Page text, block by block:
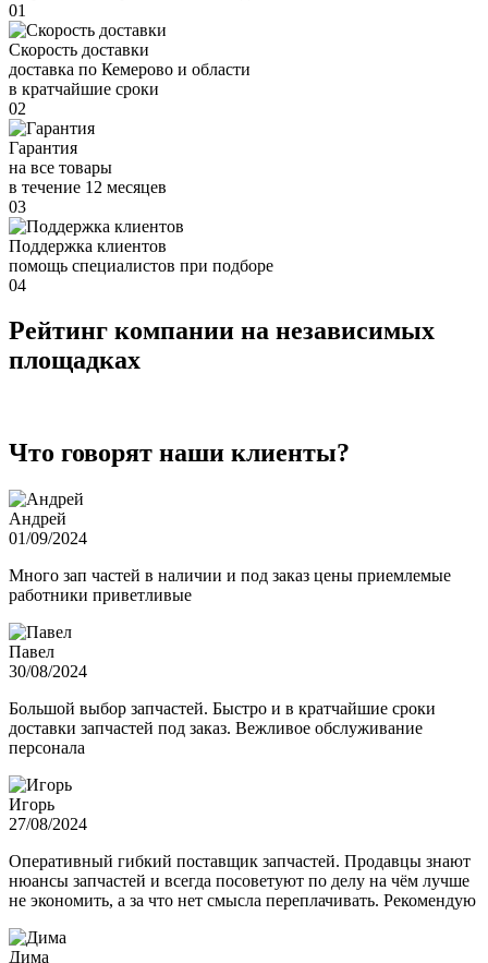
01
Скорость доставки
доставка по Кемерово и области
в кратчайшие сроки
02
Гарантия
на все товары
в течение 12 месяцев
03
Поддержка клиентов
помощь специалистов при подборе
04
Рейтинг компании на независимых
площадках
Что говорят наши клиенты?
Андрей
01/09/2024
Много зап частей в наличии и под заказ цены приемлемые
работники приветливые
Павел
30/08/2024
Большой выбор запчастей. Быстро и в кратчайшие сроки
доставки запчастей под заказ. Вежливое обслуживание
персонала
Игорь
27/08/2024
Оперативный гибкий поставщик запчастей. Продавцы знают
нюансы запчастей и всегда посоветуют по делу на чём лучше
не экономить, а за что нет смысла переплачивать. Рекомендую
Дима